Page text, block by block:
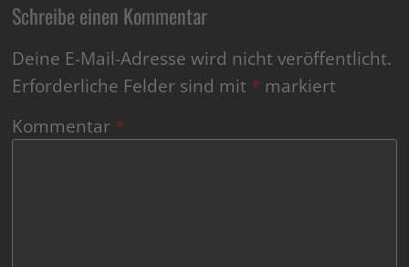
Schreibe einen Kommentar
Deine E-Mail-Adresse wird nicht veröffentlicht.
Erforderliche Felder sind mit * markiert
Kommentar *